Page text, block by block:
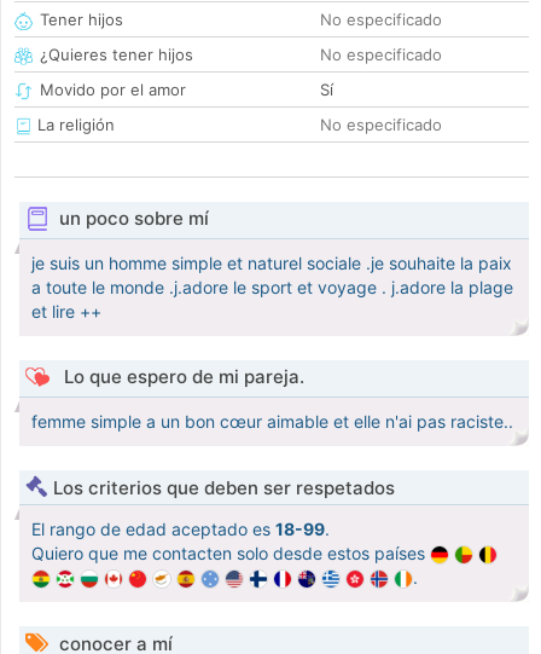
Tener hijos
No especificado
¿Quieres tener hijos
No especificado
Movido por el amor
Sí
La religión
No especificado
un poco sobre mí
je suis un homme simple et naturel sociale .je souhaite la paix
a toute le monde .j.adore le sport et voyage . j.adore la plage
et lire ++
Lo que espero de mi pareja.
femme simple a un bon cœur aimable et elle n'ai pas raciste..
Los criterios que deben ser respetados
El rango de edad aceptado es 18-99.
Quiero que me contacten solo desde estos países
.
conocer a mí